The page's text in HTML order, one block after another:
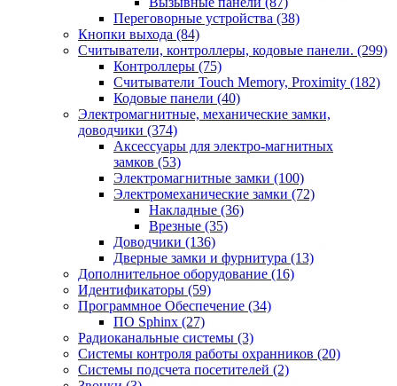
Переговорные устройства (38)
Кнопки выхода (84)
Считыватели, контроллеры, кодовые панели. (299)
Контроллеры (75)
Считыватели Touch Memory, Proximity (182)
Кодовые панели (40)
Электромагнитные, механические замки,
доводчики (374)
Аксессуары для электро-магнитных
замков (53)
Электромагнитные замки (100)
Электромеханические замки (72)
Накладные (36)
Врезные (35)
Доводчики (136)
Дверные замки и фурнитура (13)
Дополнительное оборудование (16)
Идентификаторы (59)
Программное Обеспечение (34)
ПО Sphinx (27)
Радиоканальные системы (3)
Системы контроля работы охранников (20)
Системы подсчета посетителей (2)